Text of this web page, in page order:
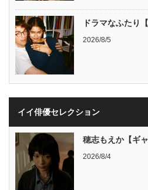
ドラマなふたり
2026/8/5
イイ俳優セレクション
穂志もえか【ギ
2026/8/4